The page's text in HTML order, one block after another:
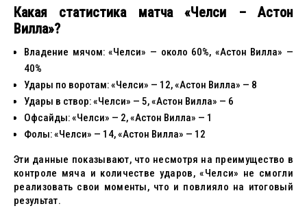
Какая статистика матча «Челси – Астон
Вилла»?
Владение мячом: «Челси» — около 60%, «Астон Вилла» —
40%
Удары по воротам: «Челси» — 12, «Астон Вилла» — 8
Удары в створ: «Челси» — 5, «Астон Вилла» — 6
Офсайды: «Челси» — 2, «Астон Вилла» — 1
Фолы: «Челси» — 14, «Астон Вилла» — 12
Эти данные показывают, что несмотря на преимущество в
контроле мяча и количестве ударов, «Челси» не смогли
реализовать свои моменты, что и повлияло на итоговый
результат.